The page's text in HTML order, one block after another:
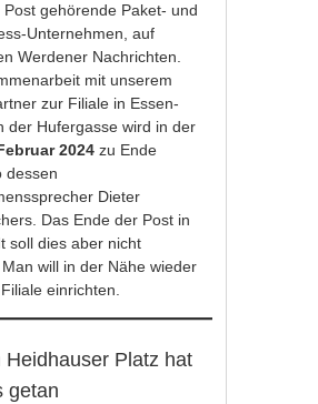
gehörende Paket- und
Unternehmen, auf
Werdener Nachrichten.
mit unserem
zur Filiale in Essen-
der Hufergasse wird in der
2024 zu Ende
dessen
Dieter
Das Ende der Post in
soll dies aber nicht
will in der Nähe wieder
einrichten.
Heidhauser Platz hat
getan